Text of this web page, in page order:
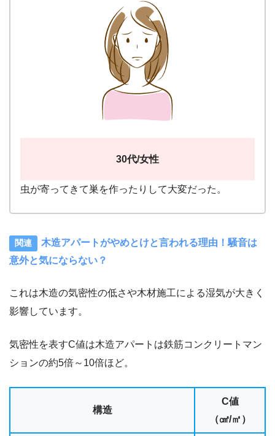
30代/女性
虫が寄ってきて巣を作ったりして大変だった。
木造アパートがやめとけと言われる理由！騒音は
意外と気にならない？
これは木造の気密性の低さや木材施工による湿気が大きく
影響しています。
気密性を表すC値は木造アパートは鉄筋コンクリートマン
ションの約5倍～10倍ほど。
構造
C値
（㎠/㎡）